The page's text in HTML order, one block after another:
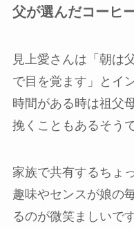
父が選んだコーヒ
見上愛さんは「朝は
で目を覚ます」とイ
時間がある時は祖父
挽くこともあるそうで
家族で共有するちょ
趣味やセンスが娘の
るのが微笑ましいです